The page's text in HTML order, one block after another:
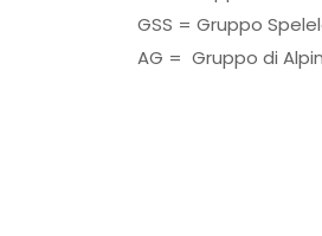
GSS = Gruppo
AG = Gruppo di